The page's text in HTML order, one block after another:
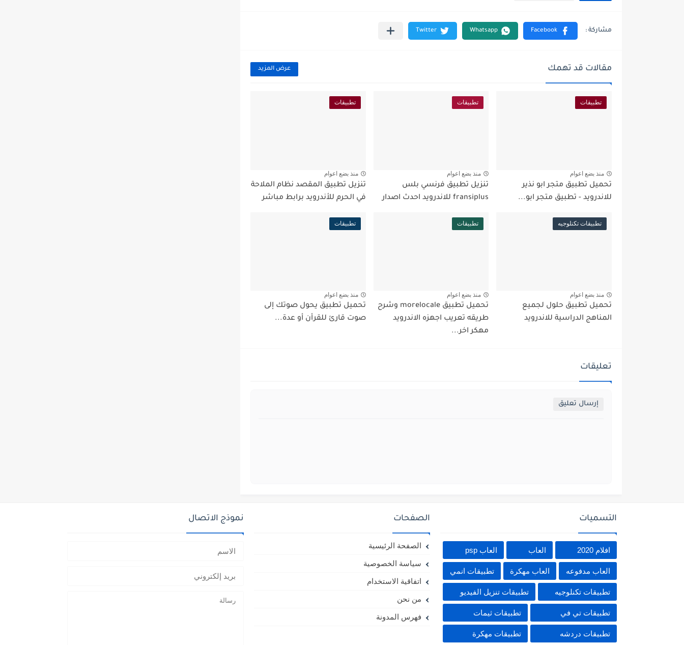
مقالات قد تهمك عرض المزيد
تطبيقات
منذ بضع اعوام
تحميل تطبيق متجر ابو نذير
للاندرويد - تطبيق متجر ابو...
تطبيقات
منذ بضع اعوام
تنزيل تطبيق فرنسي بلس
fransiplus للاندرويد احدث اصدار
تطبيقات
منذ بضع اعوام
تنزيل تطبيق المقصد نظام الملاحة
في الحرم للأندرويد برابط مباشر
تطبيقات تكنلوجيه
منذ بضع اعوام
تحميل تطبيق حلول لجميع
المناهج الدراسية للاندرويد
تطبيقات
منذ بضع اعوام
تحميل تطبيق morelocale وشرح
طريقه تعريب اجهزه الاندرويد
مهكر اخر...
تطبيقات
منذ بضع اعوام
تحميل تطبيق يحول صوتك إلى
صوت قارئ للقرأن أو عدة...
تعليقات
إرسال تعليق
التسميات
افلام 2020 العاب العاب psp
العاب مدفوعه العاب مهكرة تطبيقات انمي
تطبيقات تكنلوجيه تطبيقات تنزيل الفيديو
تطبيقات تي في تطبيقات ثيمات
تطبيقات دردشه تطبيقات مهكرة
الصفحات
الصفحة الرئيسية
سياسة الخصوصية
اتفاقية الاستخدام
من نحن
فهرس المدونة
نموذج الاتصال